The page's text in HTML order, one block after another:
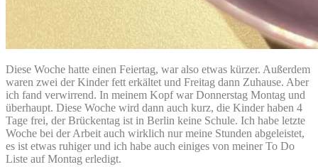
Diese Woche hatte einen Feiertag, war also etwas kürzer. Außerdem
waren zwei der Kinder fett erkältet und Freitag dann Zuhause. Aber
ich fand verwirrend. In meinem Kopf war Donnerstag Montag und
überhaupt. Diese Woche wird dann auch kurz, die Kinder haben 4
Tage frei, der Brückentag ist in Berlin keine Schule. Ich habe letzte
Woche bei der Arbeit auch wirklich nur meine Stunden abgeleistet,
es ist etwas ruhiger und ich habe auch einiges von meiner To Do
Liste auf Montag erledigt.